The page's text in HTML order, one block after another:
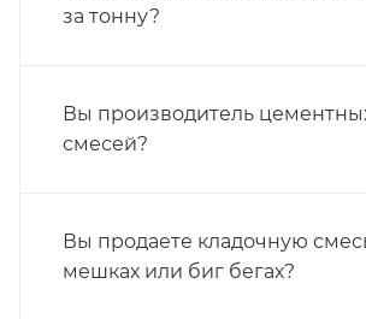
за тонну?
Вы производитель
смесей?
Вы продаете кладочную
мешках или биг бегах?